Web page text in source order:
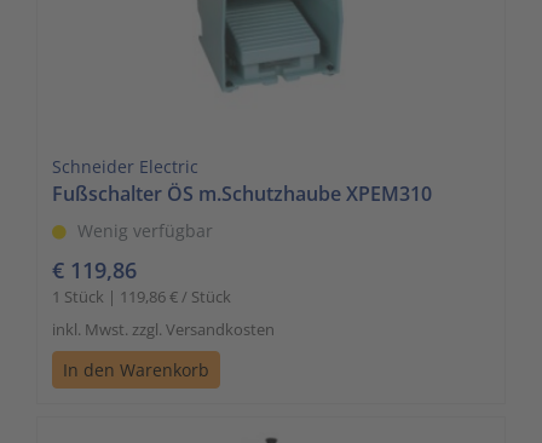
Schneider Electric
Fußschalter ÖS m.Schutzhaube XPEM310
Wenig verfügbar
€ 119,86
1 Stück | 119,86 € / Stück
inkl. Mwst. zzgl. Versandkosten
In den Warenkorb